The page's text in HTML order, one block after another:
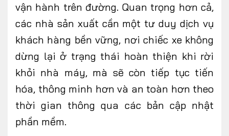
vận hành trên đường. Quan trọng hơn cả,
các nhà sản xuất cần một tư duy dịch vụ
khách hàng bền vững, nơi chiếc xe không
dừng lại ở trạng thái hoàn thiện khi rời
khỏi nhà máy, mà sẽ còn tiếp tục tiến
hóa, thông minh hơn và an toàn hơn theo
thời gian thông qua các bản cập nhật
phần mềm.